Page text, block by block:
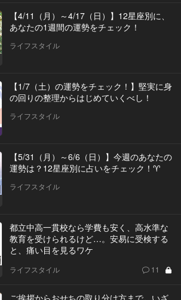
【4/11（月）～4/17（日）】12星座別に、
あなたの1週間の運勢をチェック！
ライフスタイル
【1/7（土）の運勢をチェック！】堅実に身
の回りの整理からはじめていくべし！
ライフスタイル
【5/31（月）～6/6（日）】今週のあなたの
運勢は？12星座別に占いをチェック！♈
ライフスタイル
都立中高一貫校なら学費も安く、高水準な
教育を受けられるけど…。安易に受検する
と、痛い目を見るワケ
ライフスタイル 11
ご挨拶からおせちの取り分け方まで。いざ